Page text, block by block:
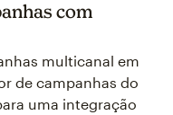
com
multicanal em
de campanhas do
uma integração